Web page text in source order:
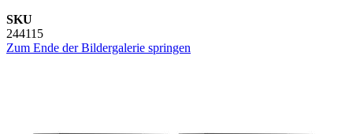
SKU
244115
Zum Ende der Bildergalerie springen